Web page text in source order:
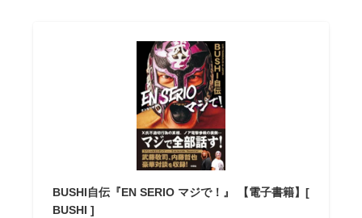
BUSHI自伝『EN SERIO マジで！』 【電子書籍】[
BUSHI ]